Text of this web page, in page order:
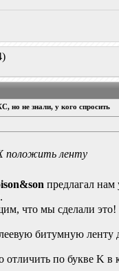
но не знали, у кого спросить
положить ленту
предлагал
что мы сделали это!
битумную ленту
по букве K